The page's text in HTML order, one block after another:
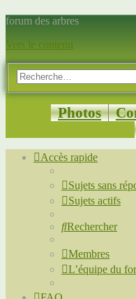
forum des arbres
Vers le contenu
Photos
Accès rapide
Sujets sans
Sujets actifs
Rechercher
Membres
L’équipe du